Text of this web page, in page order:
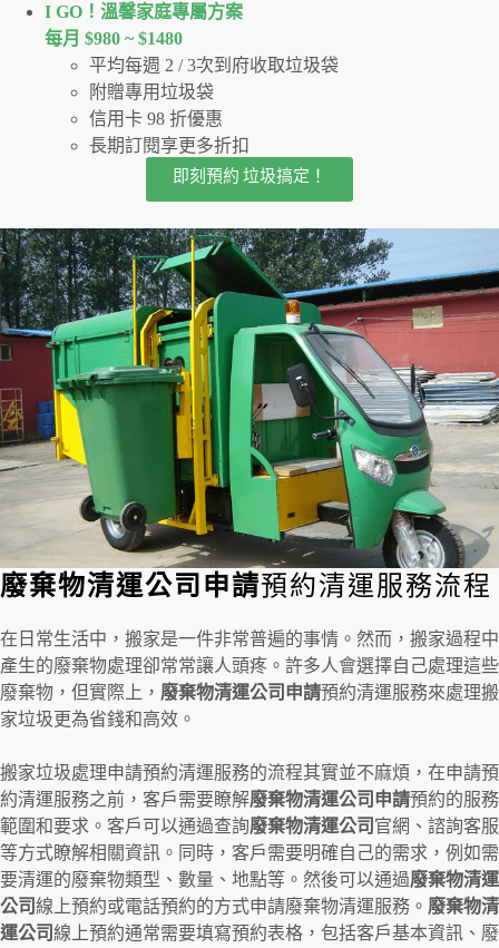
I GO！溫馨家庭專屬方案
每月 $980 ~ $1480
平均每週 2 / 3次到府收取垃圾袋
附贈專用垃圾袋
信用卡 98 折優惠
長期訂閱享更多折扣
即刻預約 垃圾搞定！
廢棄物清運公司申請預約清運服務流程
在日常生活中，搬家是一件非常普遍的事情。然而，搬家過程中
產生的廢棄物處理卻常常讓人頭疼。許多人會選擇自己處理這些
廢棄物，但實際上， 廢棄物清運公司申請預約清運服務來處理搬
家垃圾更為省錢和高效。
搬家垃圾處理申請預約清運服務的流程其實並不麻煩，在申請預
約清運服務之前，客戶需要瞭解廢棄物清運公司申請預約的服務
範圍和要求。客戶可以通過查詢廢棄物清運公司 官網、諮詢客服
等方式瞭解相關資訊。同時，客戶需要明確自己的需求，例如需
要清運的廢棄物類型、數量、地點等。然後可以通過廢棄物清運
公司線上預約或電話預約的方式申請廢棄物清運服務。 廢棄物清
運公司線上預約通常需要填寫預約表格，包括客戶基本資訊、廢